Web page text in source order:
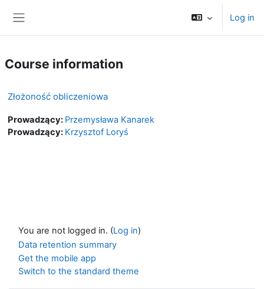
Log in
Course information
Złożoność obliczeniowa
Prowadzący: Przemysława Kanarek
Prowadzący: Krzysztof Loryś
You are not logged in. (Log in)
Data retention summary
Get the mobile app
Switch to the standard theme